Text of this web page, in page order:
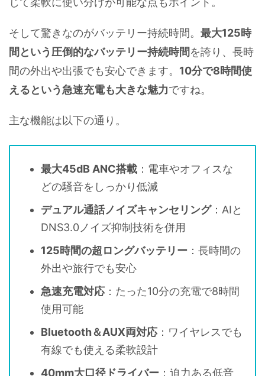
そして驚きなのがバッテリー持続時間。 最大125時
間という圧倒的なバッテリー持続時間を誇り、長時
間の外出や出張でも安心できます。 10分で8時間使
えるという急速充電も大きな魅力ですね。
主な機能は以下の通り。
最大45dB ANC搭載 ：電車やオフィスな
どの騒音をしっかり低減
デュアル通話ノイズキャンセリング：AIと
DNS3.0ノイズ抑制技術を併用
125時間の超ロングバッテリー ：長時間の
外出や旅行でも安心
急速充電対応：たった10分の充電で8時間
使用可能
Bluetooth＆AUX両対応：ワイヤレスでも
有線でも使える柔軟設計
40mm大口径ドライバー ：迫力ある低音